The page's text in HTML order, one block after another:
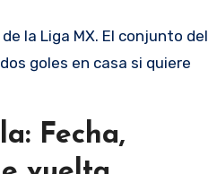
la Liga MX. El conjunto del
goles en casa si quiere
Fecha,